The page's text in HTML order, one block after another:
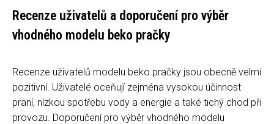
Recenze uživatelů a doporučení pro výběr
vhodného modelu beko pračky
Recenze uživatelů modelu beko pračky jsou obecně velmi
pozitivní. Uživatelé oceňují zejména vysokou účinnost
praní, nízkou spotřebu vody a energie a také tichý chod při
provozu. Doporučení pro výběr vhodného modelu